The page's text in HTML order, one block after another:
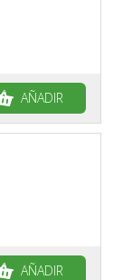
AÑADIR
AÑADIR